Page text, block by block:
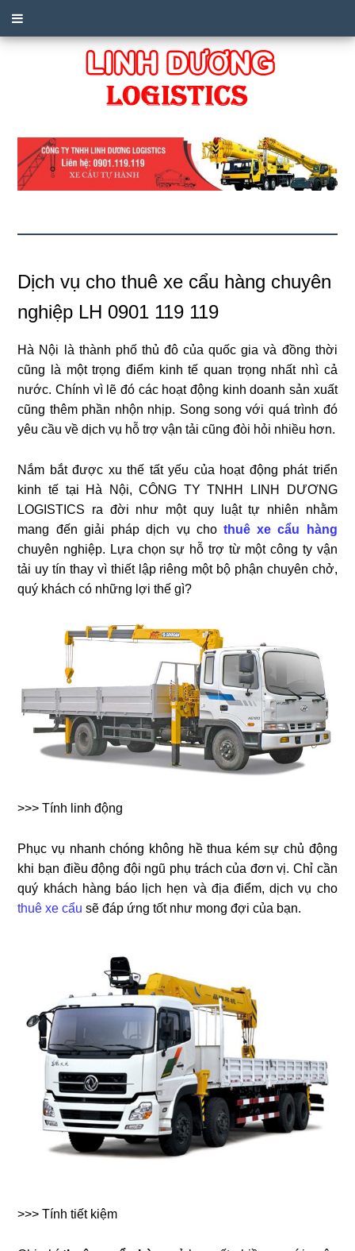
Dịch vụ cho thuê xe cẩu hàng chuyên
nghiệp LH 0901 119 119
Hà Nội là thành phố thủ đô của quốc gia và đồng thời
cũng là một trọng điểm kinh tế quan trọng nhất nhì cả
nước. Chính vì lẽ đó các hoạt động kinh doanh sản xuất
cũng thêm phần nhộn nhịp. Song song với quá trình đó
yêu cầu về dịch vụ hỗ trợ vận tải cũng đòi hỏi nhiều hơn.
Nắm bắt được xu thế tất yếu của hoạt động phát triển
kinh tế tại Hà Nội, CÔNG TY TNHH LINH DƯƠNG
LOGISTICS ra đời như một quy luật tự nhiên nhằm
mang đến giải pháp dịch vụ cho thuê xe cẩu hàng
chuyên nghiệp. Lựa chọn sự hỗ trợ từ một công ty vận
tải uy tín thay vì thiết lập riêng một bộ phận chuyên chở,
quý khách có những lợi thế gì?
>>> Tính linh động
Phục vụ nhanh chóng không hề thua kém sự chủ động
khi bạn điều động đội ngũ phụ trách của đơn vị. Chỉ cần
quý khách hàng báo lịch hẹn và địa điểm, dịch vụ cho
thuê xe cẩu sẽ đáp ứng tốt như mong đợi của bạn.
>>> Tính tiết kiệm